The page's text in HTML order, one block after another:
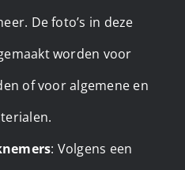
De foto’s in deze
worden voor
of voor algemene en
: Volgens een